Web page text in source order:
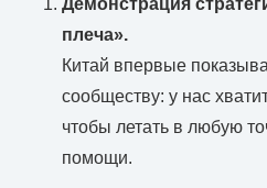
плеча».
Китай впервые
сообществу: у нас
чтобы летать в любую
помощи.